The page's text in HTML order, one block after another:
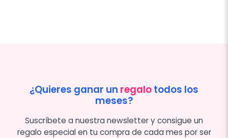
¿Quieres ganar un regalotodos los
meses?
Suscríbete a nuestra newsletter y consigue un
regalo especial en tu compra de cada mes por ser